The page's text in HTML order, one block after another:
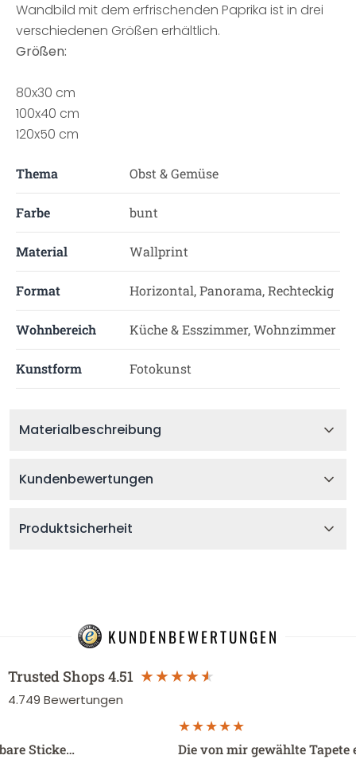
Wandbild mit dem erfrischenden Paprika ist in drei
verschiedenen Größen erhältlich.
Größen:
80x30 cm
100x40 cm
120x50 cm
Thema Obst & Gemüse
Farbe bunt
Material Wallprint
Format Horizontal, Panorama, Rechteckig
Wohnbereich Küche & Esszimmer, Wohnzimmer
Kunstform Fotokunst
Materialbeschreibung
Kundenbewertungen
Produktsicherheit
KUNDENBEWERTUNGEN
Trusted Shops4.51
4.749 Bewertungen
Sticke… Die von mir gewählte